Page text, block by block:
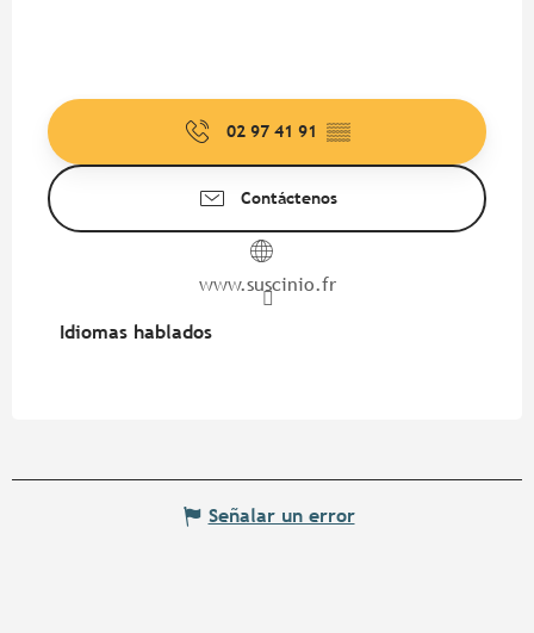
02 97 41 91 ▒▒
Contáctenos
www.suscinio.fr
Idiomas hablados
Idiomas hablados
Señalar un error